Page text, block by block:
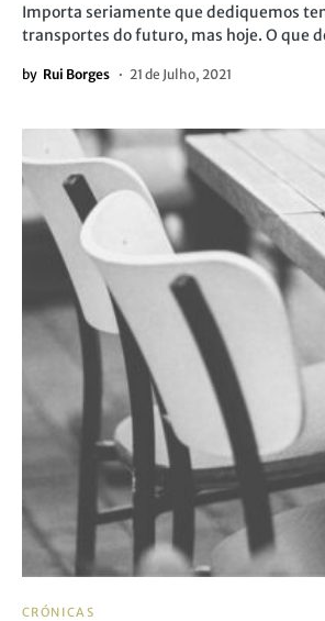
Importa seriamente que dediquemos
transportes do futuro, mas hoje. O que
by Rui Borges 21 de Julho, 2021
CRÓNICAS